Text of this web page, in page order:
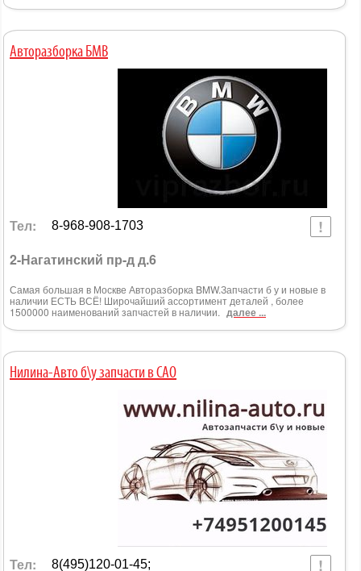
Авторазборка БМВ
Тел: 8-968-908-1703
2-Нагатинский пр-д д.6
Самая большая в Москве Авторазборка BMW.Запчасти б у и новые в
наличии ЕСТЬ ВСЁ! Широчайший ассортимент деталей , более
1500000 наименований запчастей в наличии. далее ...
Нилина-Авто б\у запчасти в САО
Тел: 8(495)120-01-45;